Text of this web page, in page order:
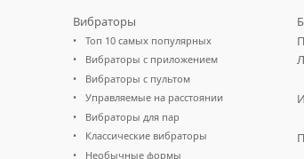
Вибраторы
Топ 10 самых популярных
Вибраторы с приложением
Вибраторы с пультом
Управляемые на расстоянии
Вибраторы для пар
Классические вибраторы
Необычные формы